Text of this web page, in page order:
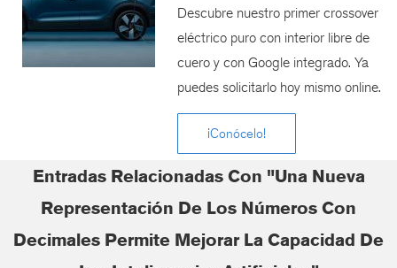
Descubre nuestro primer crossover
eléctrico puro con interior libre de
cuero y con Google integrado. Ya
puedes solicitarlo hoy mismo online.
¡Conócelo!
Entradas Relacionadas Con "Una Nueva
Representación De Los Números Con
Decimales Permite Mejorar La Capacidad De